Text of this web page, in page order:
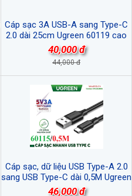
Cáp sạc 3A USB-A sang Type-C
2.0 dài 25cm Ugreen 60119 cao
cấp
40,000 đ
44,000 đ
Cáp sạc, dữ liệu USB Type-A 2.0
sang USB Type-C dài 0,5M Ugreen
60115 cao cấp
46,000 đ